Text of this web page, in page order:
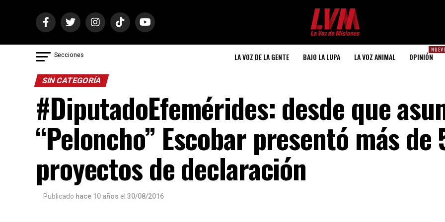
Secciones LA VOZ DE LA GENTE BAJO LA LUPA LA VOZ ANIMAL OPINIÓN
SIN CATEGORÍA
#DiputadoEfemérides: desde que
“Peloncho” Escobar presentó más de
proyectos de declaración
Publicado hace 10 años el 30/08/2016